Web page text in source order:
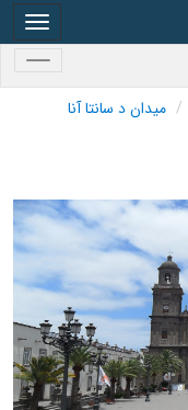
میدان د سانتا آنا